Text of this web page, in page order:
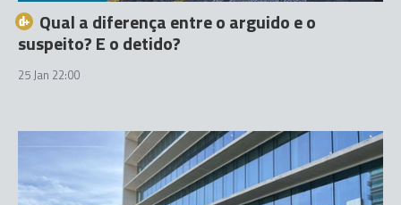
Qual a diferença entre o arguido e o
suspeito? E o detido?
25 Jan 22:00